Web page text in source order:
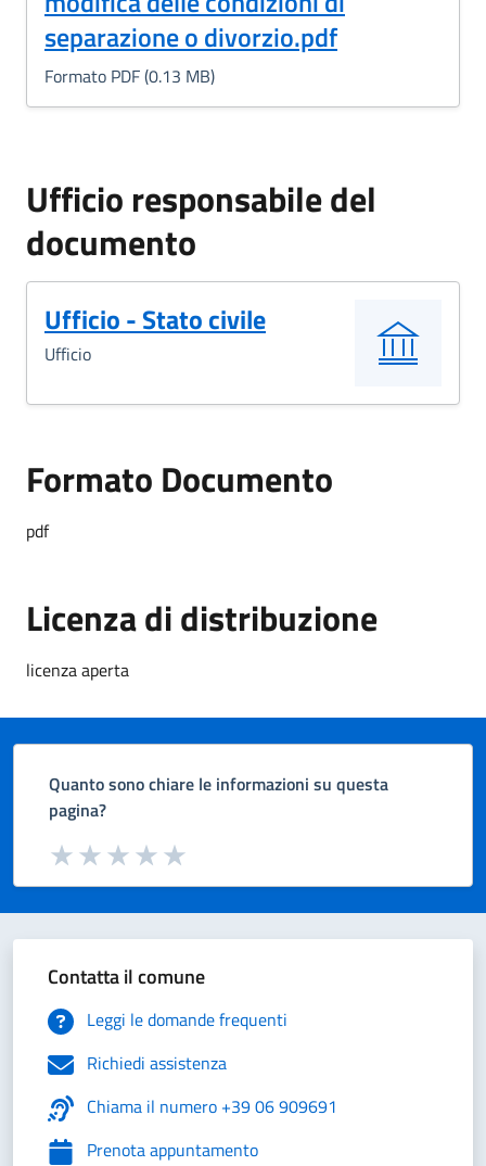
separazione o divorzio.pdf
Formato PDF (0.13 MB)
Ufficio responsabile del
documento
Ufficio - Stato civile
Ufficio
Formato Documento
Formato Documento
pdf
Licenza di distribuzione
licenza aperta
Quanto sono chiare le informazioni su questa
pagina?
Valuta da 1 a 5 stelle la pagina
Valuta 5 stelle su 5
Valuta 4 stelle su 5
Valuta 3 stelle su 5
Valuta 2 stelle su 5
Valuta 1 stelle su 5
Contatta il comune
Leggi le domande frequenti
Richiedi assistenza
Chiama il numero +39 06 909691
Prenota appuntamento